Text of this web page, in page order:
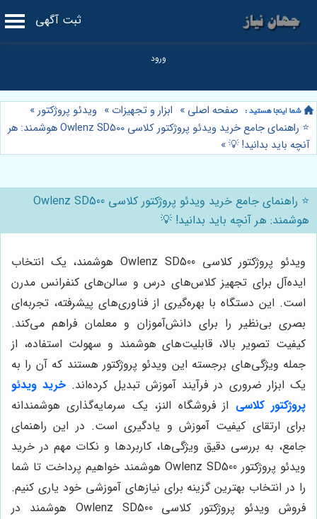
ثبت آگهی
صفحه اصلی » ابزار و تجهیزات » ویدئو پروژکتور»
⭐️ راهنمای جامع خرید ویدئو پروژکتور کلاسی Owlenz SD500 هوشمند: هر
آنچه باید بدانید! 💡»
⭐️ راهنمای جامع خرید ویدئو پروژکتور کلاسی Owlenz SD500
هوشمند: هر آنچه باید بدانید! 💡
ویدئو پروژکتور کلاسی Owlenz SD500 هوشمند، یک انتخاب
ایده‌آل برای تجهیز کلاس‌های درس و سالن‌های کنفرانس مدرن
است. این دستگاه با بهره‌گیری از فناوری‌های پیشرفته، تجربه‌ای
بصری بی‌نظیر را برای دانش‌آموزان و معلمان فراهم می‌کند.
کیفیت تصویر بالا، قابلیت‌های هوشمند و سهولت استفاده، از
جمله ویژگی‌های برجسته این ویدئو پروژکتور هستند که آن را به
یک ابزار ضروری در فرآیند آموزش تبدیل کرده‌اند. خرید ویدئو
پروژکتور کلاسی از فروشگاه النز، یک سرمایه‌گذاری هوشمندانه
برای ارتقای کیفیت آموزش و یادگیری است. در این راهنمای
جامع، به بررسی دقیق ویژگی‌ها، کاربردها و نکات مهم در خرید
ویدئو پروژکتور Owlenz SD500 هوشمند خواهیم پرداخت تا شما
را در انتخاب بهترین گزینه برای نیازهای آموزشی خود یاری کنیم.
فروش ویدئو پروژکتور کلاسی Owlenz SD500 هوشمند در